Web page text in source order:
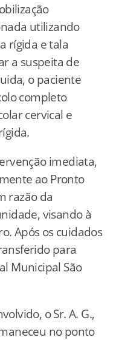
utilizando
rígida e tala
a suspeita de
o paciente
completo
cervical e
imediata,
ao Pronto
razão da
visando à
Após os cuidados
para
Municipal São
o Sr. A. G.,
no ponto